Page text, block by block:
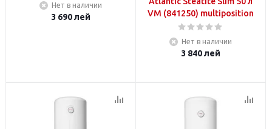
Нет в наличии
3 690лей
VM (841250) multiposition
Нет в наличии
3 840лей